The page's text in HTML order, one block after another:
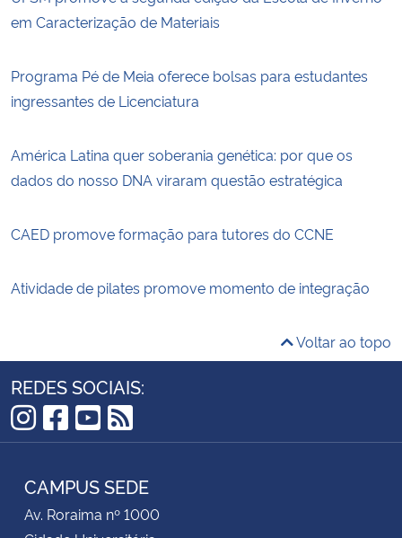
em Caracterização de Materiais
Programa Pé de Meia oferece bolsas para estudantes
ingressantes de Licenciatura
América Latina quer soberania genética: por que os
dados do nosso DNA viraram questão estratégica
CAED promove formação para tutores do CCNE
Atividade de pilates promove momento de integração
Voltar ao topo
REDES SOCIAIS:
Instagram
Facebook
YouTube
RSS
CAMPUS SEDE
Av. Roraima nº 1000